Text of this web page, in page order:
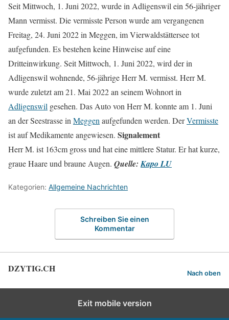
Seit Mittwoch, 1. Juni 2022, wurde in Adligenswil ein 56-jähriger
Mann vermisst. Die vermisste Person wurde am vergangenen
Freitag, 24. Juni 2022 in Meggen, im Vierwaldstättersee tot
aufgefunden. Es bestehen keine Hinweise auf eine
Dritteinwirkung. Seit Mittwoch, 1. Juni 2022, wird der in
Adligenswil wohnende, 56-jährige Herr M. vermisst. Herr M.
wurde zuletzt am 21. Mai 2022 an seinem Wohnort in
Adligenswil gesehen. Das Auto von Herr M. konnte am 1. Juni
an der Seestrasse in Meggen aufgefunden werden. DerVermisste
ist auf Medikamente angewiesen. Signalement
Herr M. ist 163cm gross und hat eine mittlere Statur. Er hat kurze,
graue Haare und braune Augen. Quelle:Kapo LU
Kategorien: Allgemeine Nachrichten
Schreiben Sie einen
Kommentar
DZYTIG.CH Nach oben
Exit mobile version